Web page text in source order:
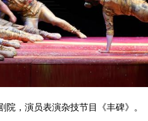
，演员表演杂技节目《丰碑》。